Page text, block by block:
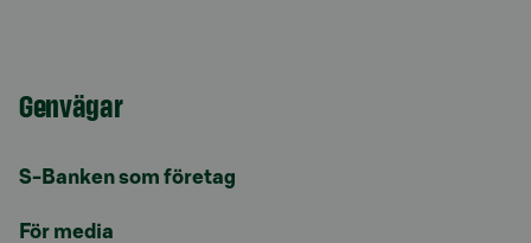
Genvägar
S-Banken som företag
För media